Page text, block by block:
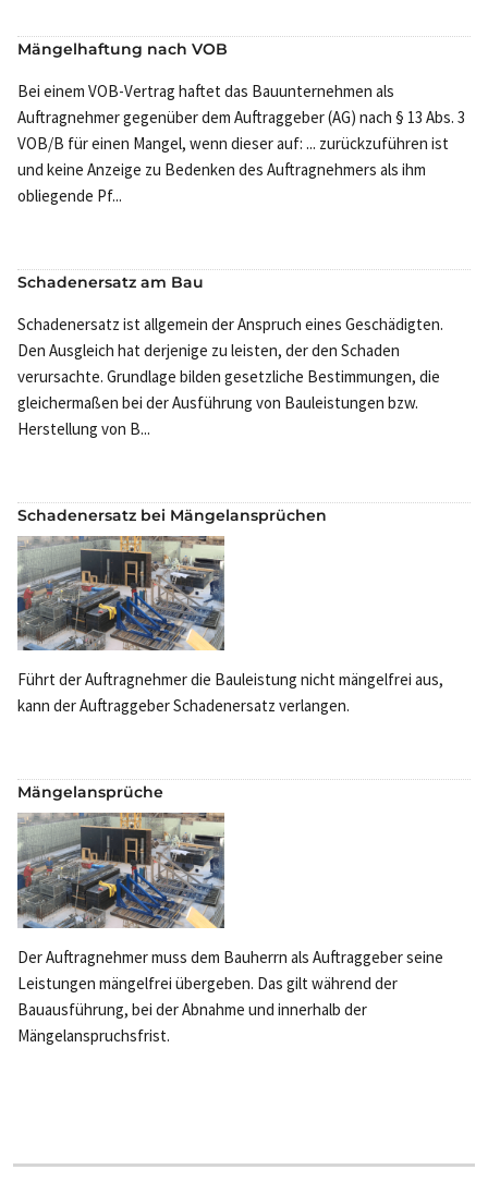
Mängelhaftung nach VOB
Bei einem VOB-Vertrag haftet das Bauunternehmen als
Auftragnehmer gegenüber dem Auftraggeber (AG) nach § 13 Abs. 3
VOB/B für einen Mangel, wenn dieser auf: ... zurückzuführen ist
und keine Anzeige zu Bedenken des Auftragnehmers als ihm
obliegende Pf...
Schadenersatz am Bau
Schadenersatz ist allgemein der Anspruch eines Geschädigten.
Den Ausgleich hat derjenige zu leisten, der den Schaden
verursachte. Grundlage bilden gesetzliche Bestimmungen, die
gleichermaßen bei der Ausführung von Bauleistungen bzw.
Herstellung von B...
Schadenersatz bei Mängelansprüchen
Führt der Auftragnehmer die Bauleistung nicht mängelfrei aus,
kann der Auftraggeber Schadenersatz verlangen.
Mängelansprüche
Der Auftragnehmer muss dem Bauherrn als Auftraggeber seine
Leistungen mängelfrei übergeben. Das gilt während der
Bauausführung, bei der Abnahme und innerhalb der
Mängelanspruchsfrist.